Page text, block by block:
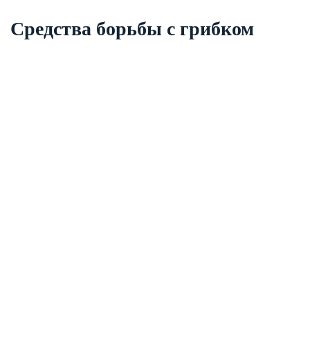
Средства борьбы с грибком